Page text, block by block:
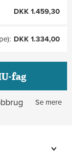
DKK 1.459,30
DKK 1.334,00
fag
Se mere